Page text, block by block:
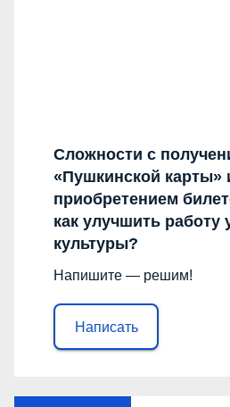
Сложности с
«Пушкинской карты»
приобретением
как улучшить работу
культуры?
Напишите — решим!
Написать